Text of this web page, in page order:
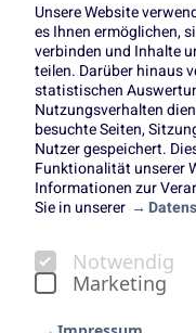
Unsere Website
es Ihnen ermöglichen,
verbinden und Inhalte
teilen. Darüber hinaus
statistischen
Nutzungsverhalten
besuchte Seiten,
Nutzer gespeichert.
Funktionalität unserer
Informationen zur
Sie in unserer
Notwendig
Marketing
On tour
Seit 2015 sind wir
Gründe“ auf